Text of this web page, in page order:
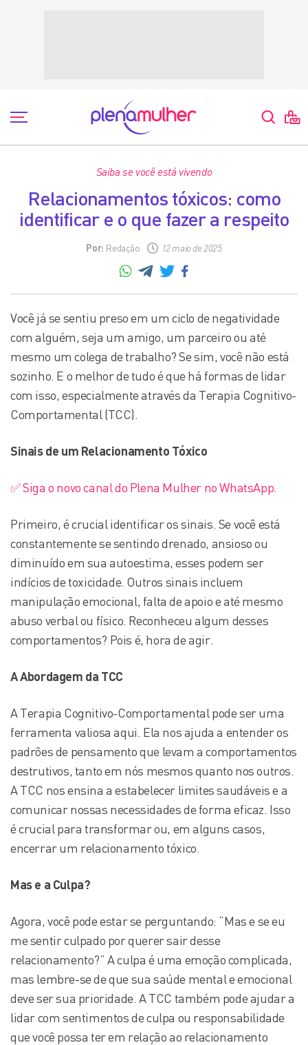
Saiba se você está vivendo
Relacionamentos tóxicos: como
identificar e o que fazer a respeito
Por: Redação 12 maio de 2025
Você já se sentiu preso em um ciclo de negatividade
com alguém, seja um amigo, um parceiro ou até
mesmo um colega de trabalho? Se sim, você não está
sozinho. E o melhor de tudo é que há formas de lidar
com isso, especialmente através da Terapia Cognitivo-
Comportamental (TCC).
Sinais de um Relacionamento Tóxico
✅ Siga o novo canal do Plena Mulher no WhatsApp.
Primeiro, é crucial identificar os sinais. Se você está
constantemente se sentindo drenado, ansioso ou
diminuído em sua autoestima, esses podem ser
indícios de toxicidade. Outros sinais incluem
manipulação emocional, falta de apoio e até mesmo
abuso verbal ou físico. Reconheceu algum desses
comportamentos? Pois é, hora de agir.
A Abordagem da TCC
A Terapia Cognitivo-Comportamental pode ser uma
ferramenta valiosa aqui. Ela nos ajuda a entender os
padrões de pensamento que levam a comportamentos
destrutivos, tanto em nós mesmos quanto nos outros.
A TCC nos ensina a estabelecer limites saudáveis e a
comunicar nossas necessidades de forma eficaz. Isso
é crucial para transformar ou, em alguns casos,
encerrar um relacionamento tóxico.
Mas e a Culpa?
Agora, você pode estar se perguntando: “Mas e se eu
me sentir culpado por querer sair desse
relacionamento?” A culpa é uma emoção complicada,
mas lembre-se de que sua saúde mental e emocional
deve ser sua prioridade. A TCC também pode ajudar a
lidar com sentimentos de culpa ou responsabilidade
que você possa ter em relação ao relacionamento